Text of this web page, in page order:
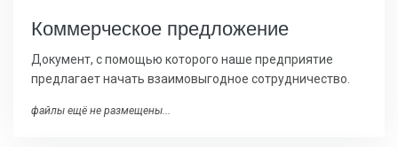
Коммерческое предложение
Документ, с помощью которого наше предприятие
предлагает начать взаимовыгодное сотрудничество.
файлы ещё не размещены...